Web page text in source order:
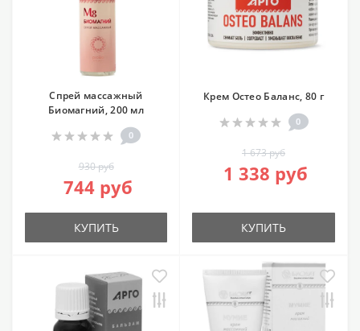
Спрей массажный
Биомагний, 200 мл
0
930 руб
744 руб
КУПИТЬ
Крем Остео Баланс, 80 г
0
1 673 руб
1 338 руб
КУПИТЬ